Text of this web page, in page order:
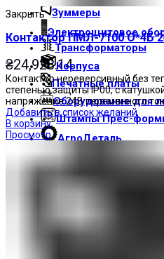
Зуммеры
Электрощитовое
Трансформаторы
Корпуса
Печатные платы
Оборудование для
Штампы Прес-
АгроДеталь
О
Вход /
Закрыть
Контактор ПМЛ-7100 О*4Б
₴24,928.14
Контактор нереверсивный без
степенью защиты IP00, с
напряжение 24В переменного
Добавить в список желаний
В корзину
Просмотр